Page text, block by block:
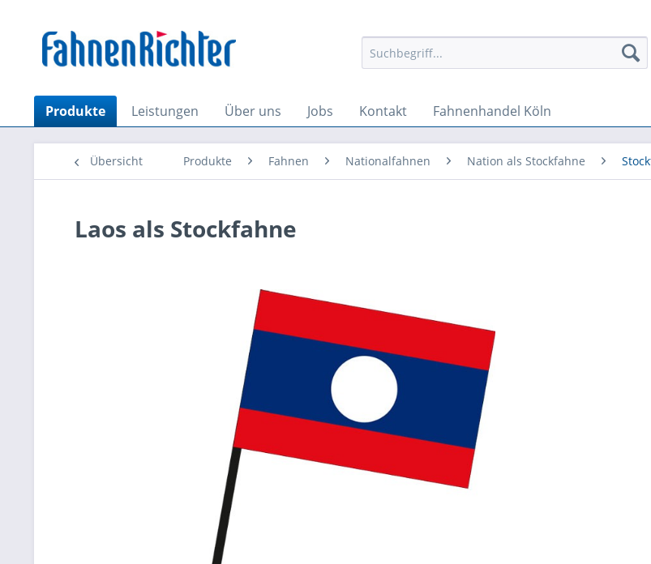
Produkte Leistungen Über uns Jobs Kontakt Fahnenhandel Köln
Übersicht Produkte Fahnen Nationalfahnen Nation als Stockfahne
Laos als Stockfahne